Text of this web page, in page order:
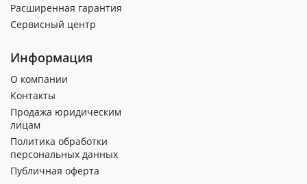
Расширенная гарантия
Сервисный центр
Информация
О компании
Контакты
Продажа юридическим
лицам
Политика обработки
персональных данных
Публичная оферта